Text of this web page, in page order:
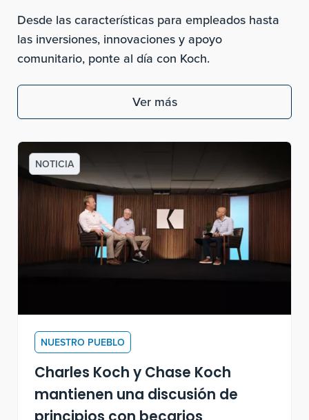
Desde las características para empleados hasta
las inversiones, innovaciones y apoyo
comunitario, ponte al día con Koch.
Ver más
NOTICIA
NUESTRO PUEBLO
Charles Koch y Chase Koch
mantienen una discusión de